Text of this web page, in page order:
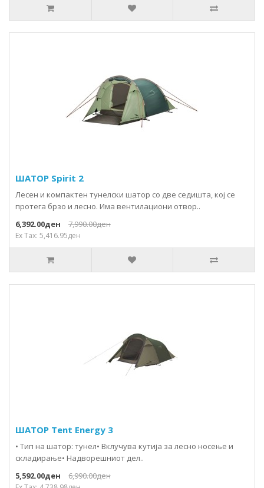
ШАТОР Spirit 2
Лесен и компактен тунелски шатор со две седишта, кој се
протега брзо и лесно. Има вентилациони отвор..
6,392.00ден
7,990.00ден
Ex Tax: 5,416.95ден
ШАТОР Tent Energy 3
• Тип на шатор: тунел• Вклучува кутија за лесно носење и
складирање• Надворешниот дел..
5,592.00ден
6,990.00ден